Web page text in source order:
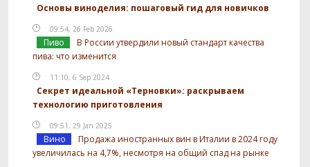
Основы виноделия: пошаговый гид для новичков
09:54, 26 Feb 2026
Пиво
В России утвердили новый стандарт качества
пива: что изменится
11:10, 6 Sep 2024
Секрет идеальной «Терновки»: раскрываем
технологию приготовления
09:51, 29 Jan 2025
Вино
Продажа иностранных вин в Италии в 2024 году
увеличилась на 4,7%, несмотря на общий спад на рынке